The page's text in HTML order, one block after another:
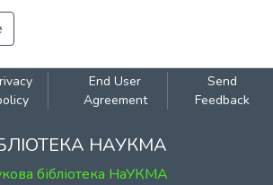
End User
Agreement
Send
Feedback
НАУКМА
бібліотека НаУКМА